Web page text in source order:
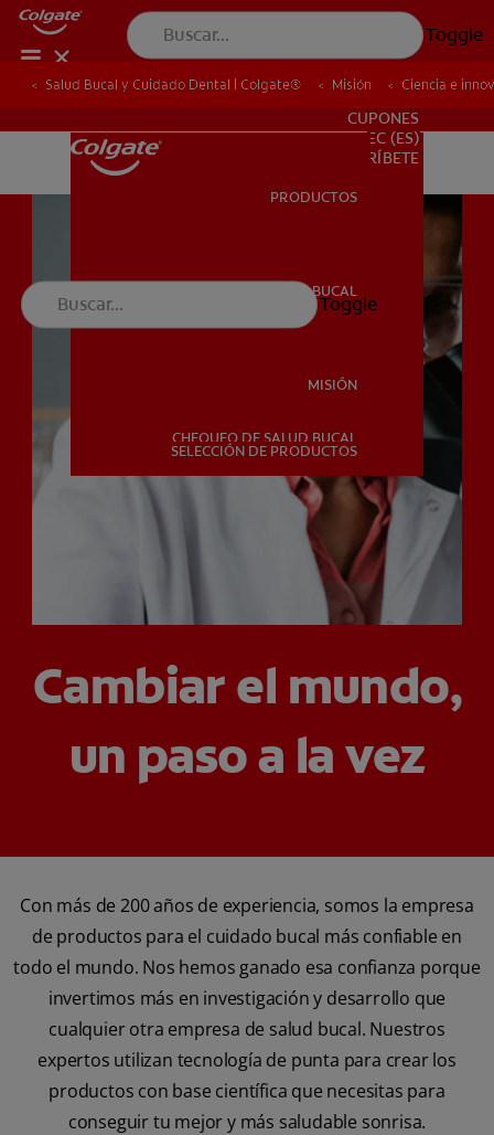
Toggle
SALUD BUCAL
CHEQUEO DE SALUD BUCAL
SELECCIÓN DE PRODUCTOS
CUPONES
EC (ES)
PARA PROFESIONALES
CUPONES
EC (ES)
SUSCRÍBETE
PRODUCTOS
SALUD BUCAL
MISIÓN
CHEQUEO DE SALUD BUCAL
SELECCIÓN DE PRODUCTOS
Toggle
Salud Bucal y Cuidado Dental | Colgate® Misión Ciencia e
Salud Bucal y Cuidado Dental | Colgate® Misión Ciencia e
Cambiar el mundo,
un paso a la vez
Con más de 200 años de experiencia, somos la empresa
de productos para el cuidado bucal más confiable en
todo el mundo. Nos hemos ganado esa confianza porque
invertimos más en investigación y desarrollo que
cualquier otra empresa de salud bucal. Nuestros
expertos utilizan tecnología de punta para crear los
productos con base científica que necesitas para
conseguir tu mejor y más saludable sonrisa.